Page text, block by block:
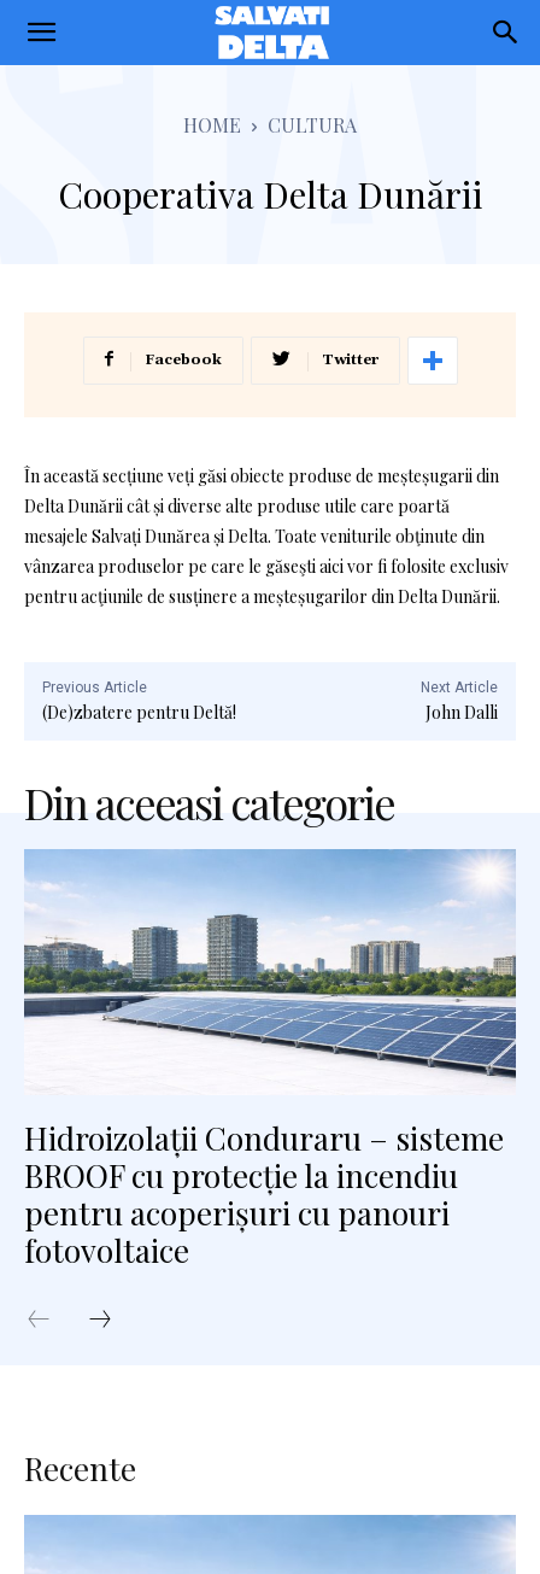
Salvati
HOME CULTURA
Cooperativa Delta Dunării
Facebook Twitter
În această secțiune veți găsi obiecte produse de meșteșugarii din
Delta Dunării cât și diverse alte produse utile care poartă
mesajele Salvați Dunărea și Delta. Toate veniturile obţinute din
vânzarea produselor pe care le găseşti aici vor fi folosite exclusiv
pentru acţiunile de susținere a meșteșugarilor din Delta Dunării.
Previous Article
(De)zbatere pentru Deltă!
Next Article
John Dalli
Din aceeasi categorie
Hidroizolații Conduraru – sisteme
BROOF cu protecție la incendiu
pentru acoperișuri cu panouri
fotovoltaice
Recente